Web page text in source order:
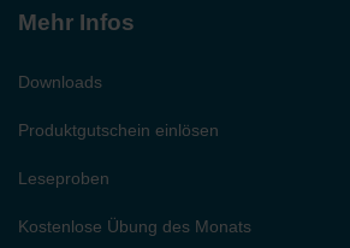
Mehr Infos
Downloads
Produktgutschein einlösen
Leseproben
Kostenlose Übung des Monats